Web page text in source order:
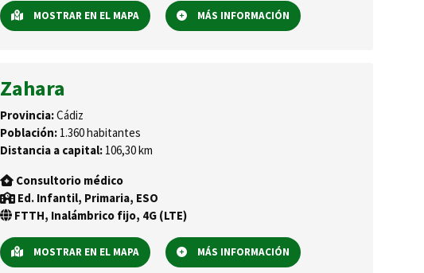
MOSTRAR EN EL MAPA MÁS INFORMACIÓN
Zahara
Provincia:Cádiz
Población:1.360 habitantes
Distancia a capital:106,30 km
Consultorio médico
Ed. Infantil, Primaria, ESO
FTTH, Inalámbrico fijo, 4G (LTE)
MOSTRAR EN EL MAPA MÁS INFORMACIÓN